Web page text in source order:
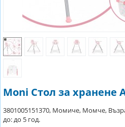
Moni Стол за хранене
3801005151370, Момиче, Момче,
до: до 5 год.